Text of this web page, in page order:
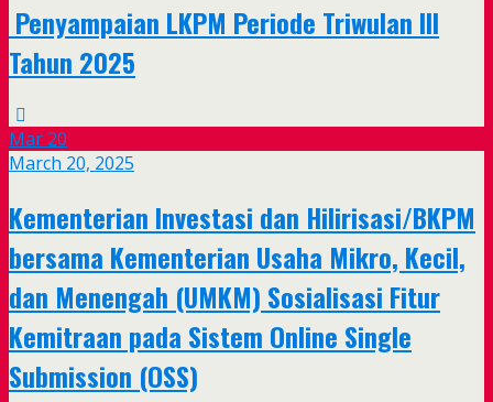
Penyampaian LKPM Periode Triwulan III
Tahun 2025
Mar 20
March 20, 2025
Kementerian Investasi dan Hilirisasi/BKPM
bersama Kementerian Usaha Mikro, Kecil,
dan Menengah (UMKM) Sosialisasi Fitur
Kemitraan pada Sistem Online Single
Submission (OSS)